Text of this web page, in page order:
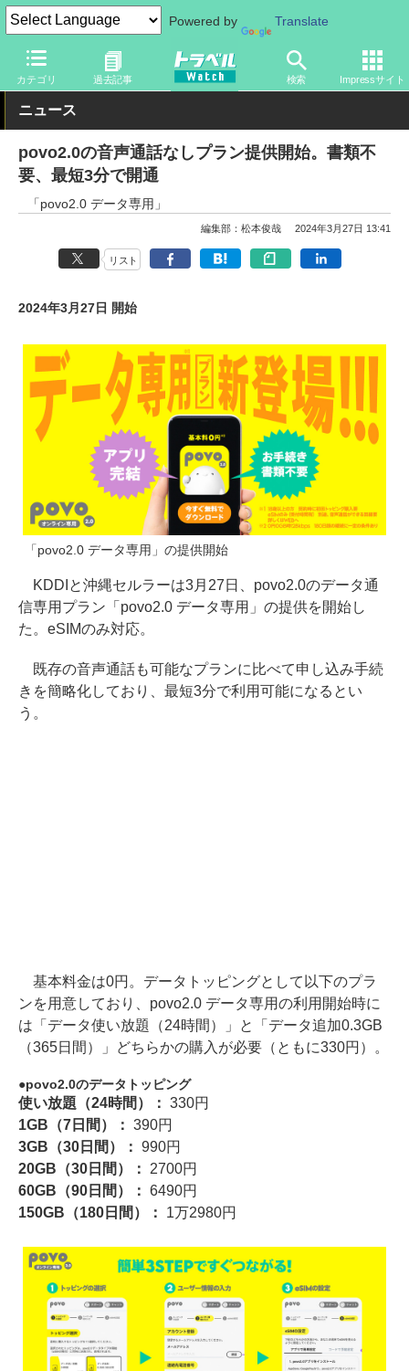
Powered by Translate
カテゴリ 過去記事 検索 Impressサイト
トラベル Watch 旅のアイテム スマホ・ルーター スマートフォ
ニュース
povo2.0の音声通話なしプラン提供開始。書類不
要、最短3分で開通
「povo2.0 データ専用」
編集部：松本俊哉 2024年3月27日 13:41
リスト
2024年3月27日 開始
「povo2.0 データ専用」の提供開始
KDDIと沖縄セルラーは3月27日、povo2.0のデータ通
信専用プラン「povo2.0 データ専用」の提供を開始し
た。eSIMのみ対応。
既存の音声通話も可能なプランに比べて申し込み手続
きを簡略化しており、最短3分で利用可能になるとい
う。
基本料金は0円。データトッピングとして以下のプラ
ンを用意しており、povo2.0 データ専用の利用開始時に
は「データ使い放題（24時間）」と「データ追加0.3GB
（365日間）」どちらかの購入が必要（ともに330円）。
povo2.0のデータトッピング
使い放題（24時間）： 330円
1GB（7日間）： 390円
3GB（30日間）： 990円
20GB（30日間）： 2700円
60GB（90日間）： 6490円
150GB（180日間）： 1万2980円